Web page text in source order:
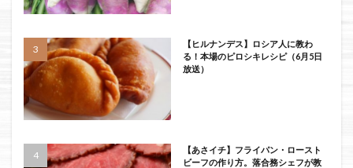
【ヒルナンデス】ロシア人に教わ
る！本場のピロシキレシピ（6月5日
放送）
【あさイチ】フライパン・ロースト
ビーフの作り方。落合務シェフが教